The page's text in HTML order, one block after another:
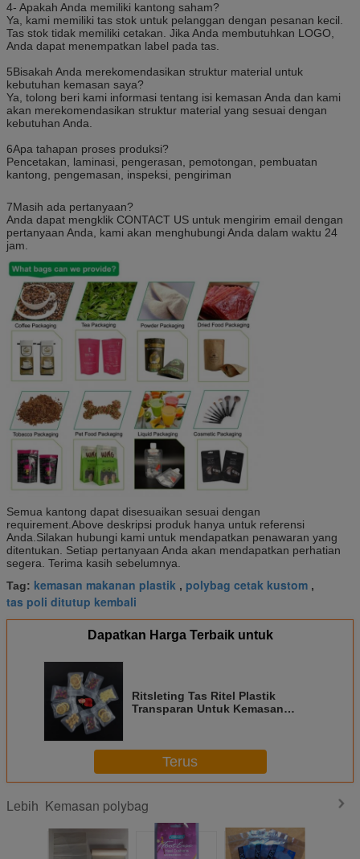
4- Apakah Anda memiliki kantong saham?
Ya, kami memiliki tas stok untuk pelanggan dengan pesanan kecil.
Tas stok tidak memiliki cetakan. Jika Anda membutuhkan LOGO,
Anda dapat menempatkan label pada tas.
5Bisakah Anda merekomendasikan struktur material untuk
kebutuhan kemasan saya?
Ya, tolong beri kami informasi tentang isi kemasan Anda dan kami
akan merekomendasikan struktur material yang sesuai dengan
kebutuhan Anda.
6Apa tahapan proses produksi?
Pencetakan, laminasi, pengerasan, pemotongan, pembuatan
kantong, pengemasan, inspeksi, pengiriman
7Masih ada pertanyaan?
Anda dapat mengklik CONTACT US untuk mengirim email dengan
pertanyaan Anda, kami akan menghubungi Anda dalam waktu 24
jam.
Semua kantong dapat disesuaikan sesuai dengan
requirement.Above deskripsi produk hanya untuk referensi
Anda. Silakan hubungi kami untuk mendapatkan penawaran yang
ditentukan. Setiap pertanyaan Anda akan mendapatkan perhatian
segera. Terima kasih sebelumnya.
Tag: kemasan makanan plastik , polybag cetak kustom ,
tas poli ditutup kembali
Dapatkan Harga Terbaik untuk
Ritsleting Tas Ritel Plastik
Transparan Untuk Kemasan
Terus
Lebih Kemasan polybag